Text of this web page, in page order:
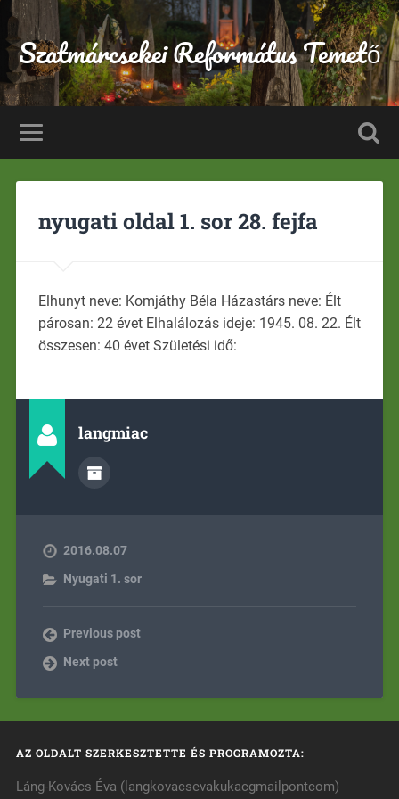
Szatmárcsekei Református Temető
nyugati oldal 1. sor 28. fejfa
Elhunyt neve: Komjáthy Béla Házastárs neve: Élt
párosan: 22 évet Elhalálozás ideje: 1945. 08. 22. Élt
összesen: 40 évet Születési idő:
langmiac
2016.08.07
Nyugati 1. sor
Previous post
Next post
AZ OLDALT SZERKESZTETTE ÉS PROGRAMOZTA:
Láng-Kovács Éva (langkovacsevakukacgmailpontcom)